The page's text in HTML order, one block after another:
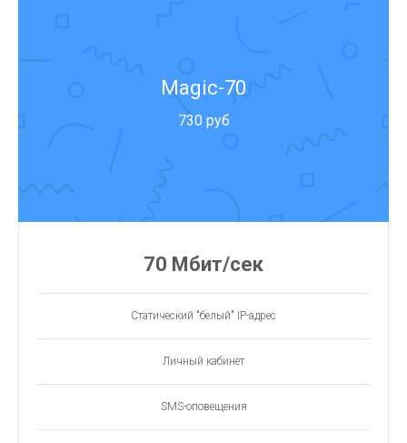
Magic-70
730 руб
70 Мбит/сек
Статический "белый" IP-адрес
Личный кабинет
SMS-оповещения